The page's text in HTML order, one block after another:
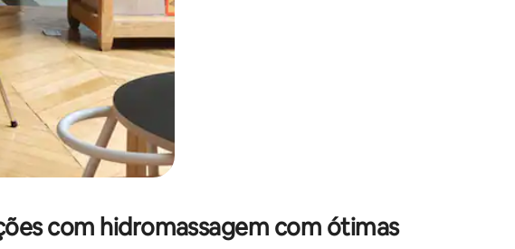
com hidromassagem com ótimas